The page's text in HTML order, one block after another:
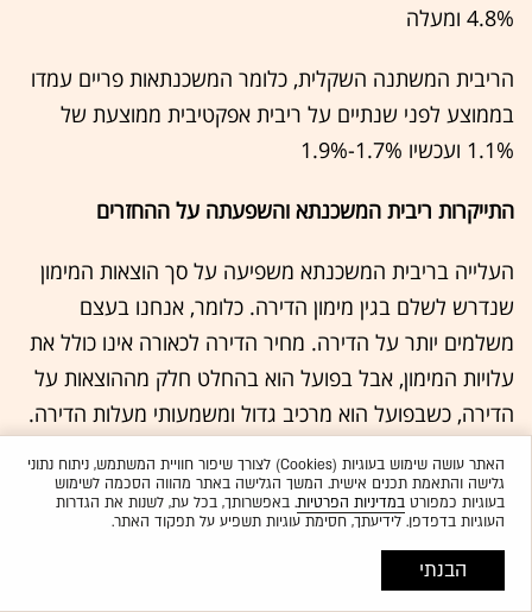
4.8% ומעלה
הריבית המשתנה השקלית, כלומר המשכנתאות פריים עמדו
בממוצע לפני שנתיים על ריבית אפקטיבית ממוצעת של
1.1% ועכשיו 1.7%-1.9%
התייקרות ריבית המשכנתא והשפעתה על ההחזרים
העלייה בריבית המשכנתא משפיעה על סך הוצאות המימון
שנדרש לשלם בגין מימון הדירה. כלומר, אנחנו בעצם
משלמים יותר על הדירה. מחיר הדירה לכאורה אינו כולל את
עלויות המימון, אבל בפועל הוא בהחלט חלק מההוצאות על
הדירה, כשבפועל הוא מרכיב גדול ומשמעותי מעלות הדירה.
עד 10% במחיר הדירה.
העלייה בריבית משפיעה כמובן גם על ההחזרי השוטפים, זה
תלוי בסוג ההלוואה, התקופה שלה ופרמטרים נוספים, אבל
האתר עושה שימוש בעוגיות (Cookies) לצורך שיפור חוויית המשתמש, ניתוח נתוני
גלישה והתאמת תכנים אישית. המשך הגלישה באתר מהווה הסכמה לשימוש
בעוגיות כמפורטבמדיניות הפרטיות. באפשרותך, בכל עת, לשנות את הגדרות
העוגיות בדפדפן. לידיעתך, חסימת עוגיות תשפיע על תפקוד האתר.
הבנתי